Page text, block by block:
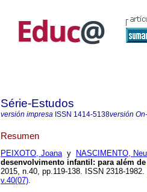
Série-Estudos
versión impresa ISSN 1414-5138versión
Resumen
PEIXOTO, Joanay NASCIMENTO,
desenvolvimento infantil: para além
2015, n.40, pp.119-138. ISSN 2318-1982.
v.40(07).